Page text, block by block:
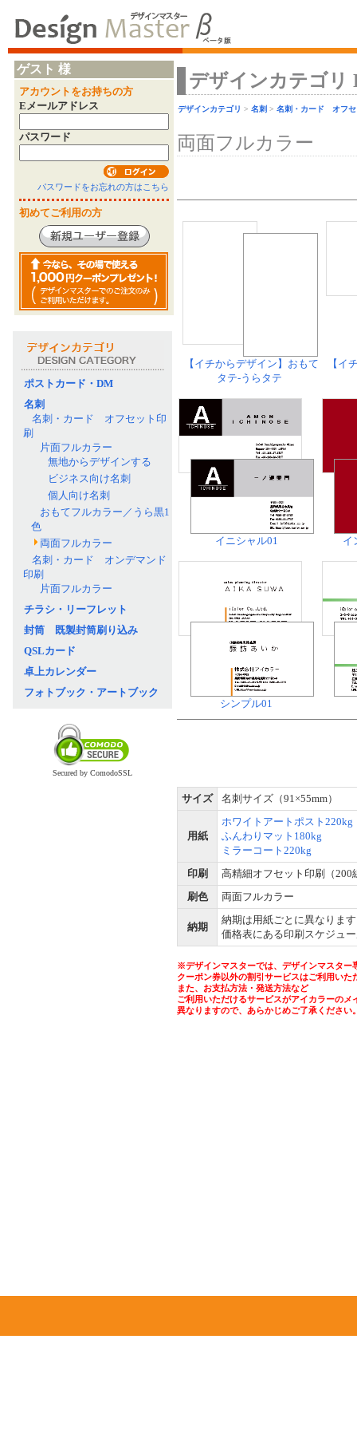
ゲスト 様
アカウントをお持ちの方
Eメールアドレス
パスワード
パスワードをお忘れの方はこちら
初めてご利用の方
ポストカード・DM
名刺
名刺・カード オフセット印
刷
片面フルカラー
無地からデザインする
ビジネス向け名刺
個人向け名刺
おもてフルカラー／うら黒1
色
両面フルカラー
名刺・カード オンデマンド
印刷
片面フルカラー
チラシ・リーフレット
封筒 既製封筒刷り込み
QSLカード
卓上カレンダー
フォトブック・アートブック
Secured by ComodoSSL
デザインカテゴリ
デザインカテゴリ > 名刺 > 名刺・カード オフセ
両面フルカラー
【イチからデザイン】おもて
タテ-うらタテ
【イ
イニシャル01 イ
シンプル01
サイズ 名刺サイズ（91×55mm）
用紙
ホワイトアートポスト220kg
ふんわりマット180kg
ミラーコート220kg
印刷
高精細オフセット印刷（200
刷色
両面フルカラー
納期
納期は用紙ごとに異なりま
価格表にある印刷スケジュ
※デザインマスターでは、デザインマスター
クーポン券以外の割引サービスはご利用いた
また、お支払方法・発送方法など
ご利用いただけるサービスがアイカラーのメ
異なりますので、あらかじめご了承ください